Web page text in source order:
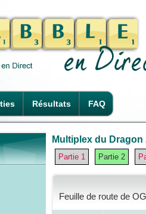
Résultats FAQ
Multiplex du Dragon
Partie 1 Partie 2
Feuille de route de